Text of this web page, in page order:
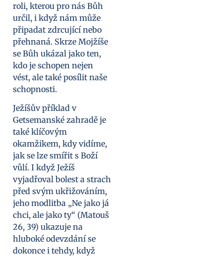
roli, kterou pro nás Bůh
určil, i když nám může
připadat zdrcující nebo
přehnaná. Skrze Mojžíše
se Bůh ukázal jako ten,
kdo je schopen nejen
vést, ale také posílit naše
schopnosti.
Ježíšův příklad v
Getsemanské zahradě je
také klíčovým
okamžikem, kdy vidíme,
jak se lze smířit s Boží
vůlí. I když Ježíš
vyjadřoval bolest a strach
před svým ukřižováním,
jeho modlitba „Ne jako já
chci, ale jako ty“ (Matouš
26, 39) ukazuje na
hluboké odevzdání se
dokonce i tehdy, když